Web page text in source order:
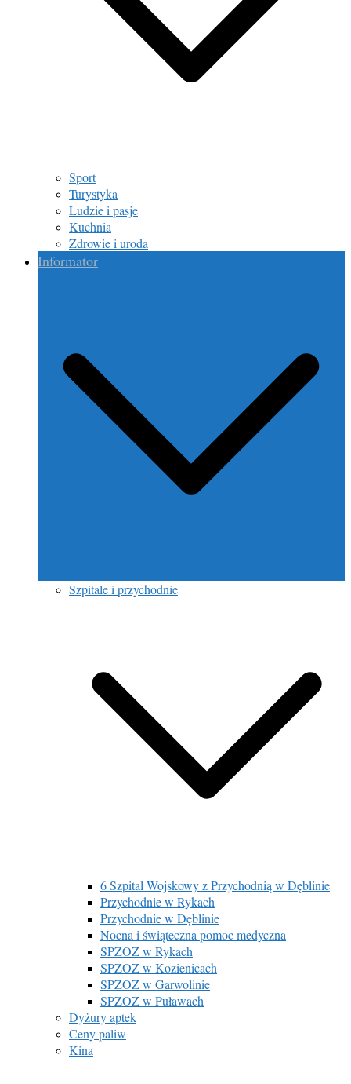
Sport
Turystyka
Ludzie i pasje
Kuchnia
Zdrowie i uroda
Informator
Szpitale i przychodnie
6 Szpital Wojskowy z Przychodnią w Dęblinie
Przychodnie w Rykach
Przychodnie w Dęblinie
Nocna i świąteczna pomoc medyczna
SPZOZ w Rykach
SPZOZ w Kozienicach
SPZOZ w Garwolinie
SPZOZ w Puławach
Dyżury aptek
Ceny paliw
Kina